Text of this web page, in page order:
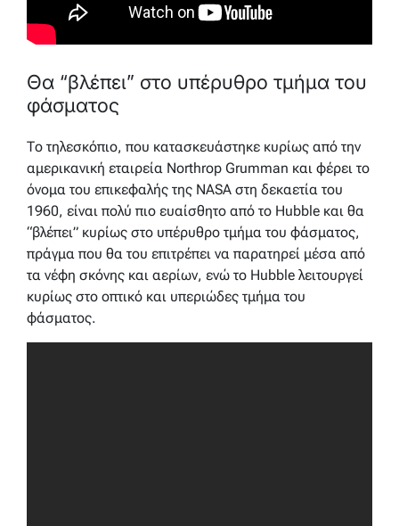
Θα “βλέπει” στο υπέρυθρο τμήμα του
φάσματος
Το τηλεσκόπιο, που κατασκευάστηκε κυρίως από την
αμερικανική εταιρεία Northrop Grumman και φέρει το
όνομα του επικεφαλής της NASA στη δεκαετία του
1960, είναι πολύ πιο ευαίσθητο από το Hubble και θα
“βλέπει” κυρίως στο υπέρυθρο τμήμα του φάσματος,
πράγμα που θα του επιτρέπει να παρατηρεί μέσα από
τα νέφη σκόνης και αερίων, ενώ το Hubble λειτουργεί
κυρίως στο οπτικό και υπεριώδες τμήμα του
φάσματος.